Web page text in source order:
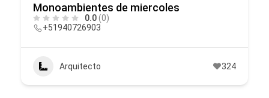
Monoambientes de miercoles
0.0(0)
+51940726903
Arquitecto 324